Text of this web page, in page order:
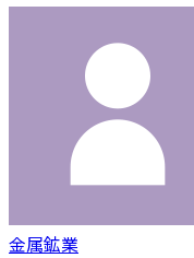
金属鉱業